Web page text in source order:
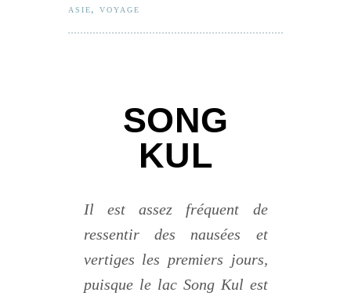
ASIE, VOYAGE
SONG
KUL
Il est assez fréquent de
ressentir des nausées et
vertiges les premiers jours,
puisque le lac Song Kul est